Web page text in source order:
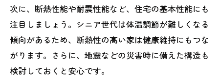
次に、断熱性能や耐震性能など、住宅の基本性能にも
注目しましょう。シニア世代は体温調節が難しくなる
傾向があるため、断熱性の高い家は健康維持にもつな
がります。さらに、地震などの災害時に備えた構造も
検討しておくと安心です。